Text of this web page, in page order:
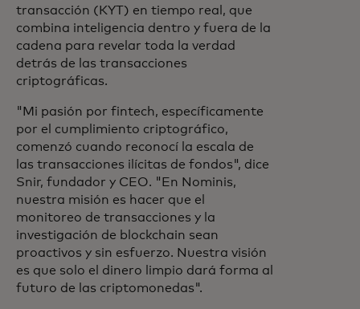
transacción (KYT) en tiempo real, que
combina inteligencia dentro y fuera de la
cadena para revelar toda la verdad
detrás de las transacciones
criptográficas.
"Mi pasión por fintech, específicamente
por el cumplimiento criptográfico,
comenzó cuando reconocí la escala de
las transacciones ilícitas de fondos", dice
Snir, fundador y CEO. "En Nominis,
nuestra misión es hacer que el
monitoreo de transacciones y la
investigación de blockchain sean
proactivos y sin esfuerzo. Nuestra visión
es que solo el dinero limpio dará forma al
futuro de las criptomonedas".